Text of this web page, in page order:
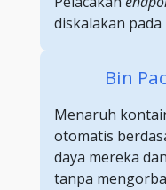
diskalakan
Bin
Menaruh
otomatis
daya mereka
tanpa